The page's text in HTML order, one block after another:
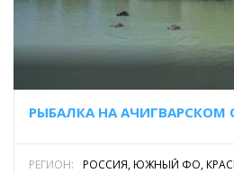
РЫБАЛКА НА АЧИГВАРСКОМ
РЕГИОН: РОССИЯ, ЮЖНЫЙ ФО,